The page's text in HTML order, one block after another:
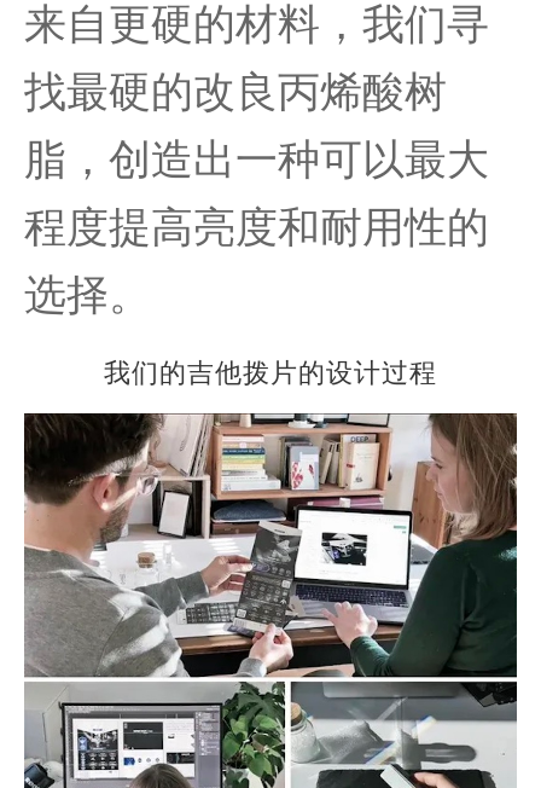
来自更硬的材料，我们寻
找最硬的改良丙烯酸树
脂，创造出一种可以最大
程度提高亮度和耐用性的
选择。
我们的吉他拨片的设计过程